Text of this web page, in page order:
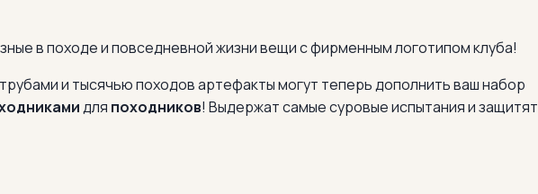
в походе и повседневной жизни вещи с фирменным логотипом клуба!
и тысячью походов артефакты могут теперь дополнить ваш набор
для походников! Выдержат самые суровые испытания и защитят